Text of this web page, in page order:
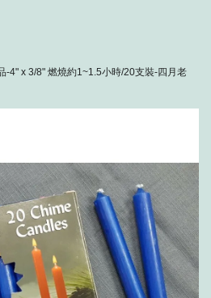
-4" x 3/8" 燃燒約1~1.5小時/20支裝-四月老